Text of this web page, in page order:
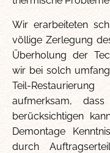
Wir erarbeiteten
völlige Zerlegung
Überholung der
wir bei solch
Teil-
aufmerksam,
berücksichtigen
Demontage
durch